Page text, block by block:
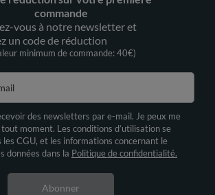
commande
vous à notre newsletter et
un code de réduction
minimum de commande: 40€)
des newsletters par e-mail. Je peux me
moment. Les conditions d’utilisation se
CGU, et les informations concernant le
données dans la Politique de confidentialité.
Abonner